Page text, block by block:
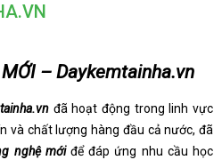
MỚI – Daykemtainha.vn
đã hoạt động trong linh vực
và chất lượng hàng đầu cả nước, đã
nghệ mớiđể đáp ứng nhu cầu học